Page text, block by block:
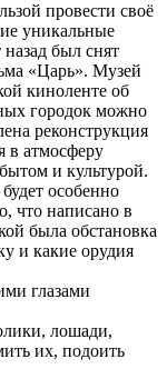
провести своё
уникальные
был снят
«Царь». Музей
киноленте об
городок можно
реконструкция
в атмосферу
и культурой.
особенно
что написано в
была обстановка
и какие орудия
глазами
лошади,
их, подоить